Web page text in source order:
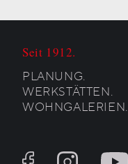
Seit 1912.
PLANUNG.
WERKSTÄTTEN.
WOHNGALERIEN.